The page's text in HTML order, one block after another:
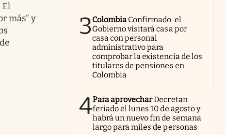
El
más" y
3Colombia Confirmado: el
Gobierno visitará casa por
casa con personal
administrativo para
comprobar la existencia de los
titulares de pensiones en
Colombia
4Para aprovecharDecretan
feriado el lunes 10 de agosto y
habrá un nuevo fin de semana
largo para miles de personas